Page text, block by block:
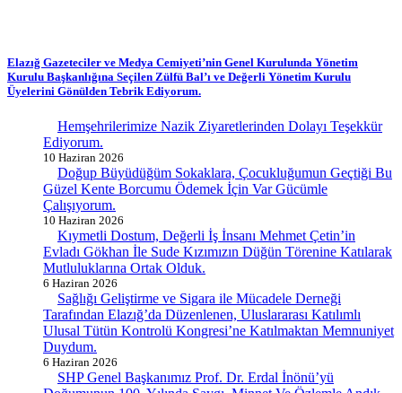
Elazığ Gazeteciler ve Medya Cemiyeti’nin Genel Kurulunda Yönetim
Kurulu Başkanlığına Seçilen Zülfü Bal’ı ve Değerli Yönetim Kurulu
Üyelerini Gönülden Tebrik Ediyorum.
Hemşehrilerimize Nazik Ziyaretlerinden Dolayı Teşekkür
Ediyorum.
10 Haziran 2026
Doğup Büyüdüğüm Sokaklara, Çocukluğumun Geçtiği Bu
Güzel Kente Borcumu Ödemek İçin Var Gücümle
Çalışıyorum.
10 Haziran 2026
Kıymetli Dostum, Değerli İş İnsanı Mehmet Çetin’in
Evladı Gökhan İle Sude Kızımızın Düğün Törenine Katılarak
Mutluluklarına Ortak Olduk.
6 Haziran 2026
Sağlığı Geliştirme ve Sigara ile Mücadele Derneği
Tarafından Elazığ’da Düzenlenen, Uluslararası Katılımlı
Ulusal Tütün Kontrolü Kongresi’ne Katılmaktan Memnuniyet
Duydum.
6 Haziran 2026
SHP Genel Başkanımız Prof. Dr. Erdal İnönü’yü